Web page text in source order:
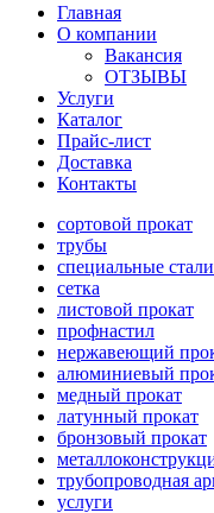
Главная
О компании
Вакансия
ОТЗЫВЫ
Услуги
Каталог
Прайс-лист
Доставка
Контакты
сортовой прокат
трубы
специальные
сетка
листовой прокат
профнастил
нержавеющий
алюминиевый
медный прокат
латунный прокат
бронзовый прокат
трубопроводная
услуги